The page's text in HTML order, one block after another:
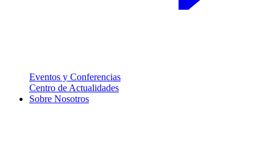
Eventos y Conferencias
Centro de Actualidades
Sobre Nosotros